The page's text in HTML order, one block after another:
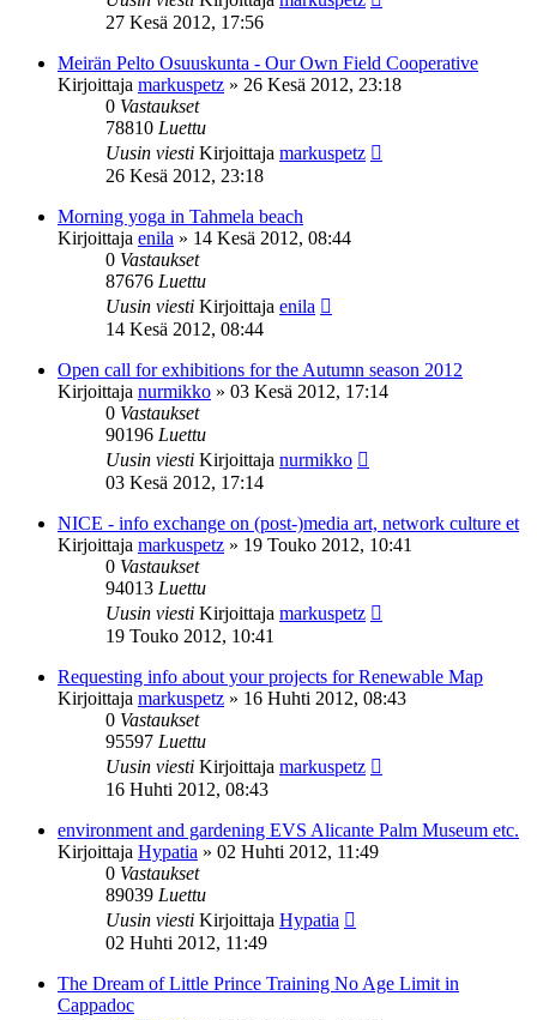
27 Kesä 2012, 17:56
Meirän Pelto Osuuskunta - Our Own Field Cooperative
Kirjoittaja markuspetz » 26 Kesä 2012, 23:18
0 Vastaukset
78810 Luettu
Uusin viesti Kirjoittaja markuspetz
26 Kesä 2012, 23:18
Morning yoga in Tahmela beach
Kirjoittaja enila » 14 Kesä 2012, 08:44
0 Vastaukset
87676 Luettu
Uusin viesti Kirjoittaja enila
14 Kesä 2012, 08:44
Open call for exhibitions for the Autumn season 2012
Kirjoittaja nurmikko » 03 Kesä 2012, 17:14
0 Vastaukset
90196 Luettu
Uusin viesti Kirjoittaja nurmikko
03 Kesä 2012, 17:14
NICE - info exchange on (post-)media art, network culture et
Kirjoittaja markuspetz » 19 Touko 2012, 10:41
0 Vastaukset
94013 Luettu
Uusin viesti Kirjoittaja markuspetz
19 Touko 2012, 10:41
Requesting info about your projects for Renewable Map
Kirjoittaja markuspetz » 16 Huhti 2012, 08:43
0 Vastaukset
95597 Luettu
Uusin viesti Kirjoittaja markuspetz
16 Huhti 2012, 08:43
environment and gardening EVS Alicante Palm Museum etc.
Kirjoittaja Hypatia » 02 Huhti 2012, 11:49
0 Vastaukset
89039 Luettu
Uusin viesti Kirjoittaja Hypatia
02 Huhti 2012, 11:49
The Dream of Little Prince Training No Age Limit in
Cappadoc